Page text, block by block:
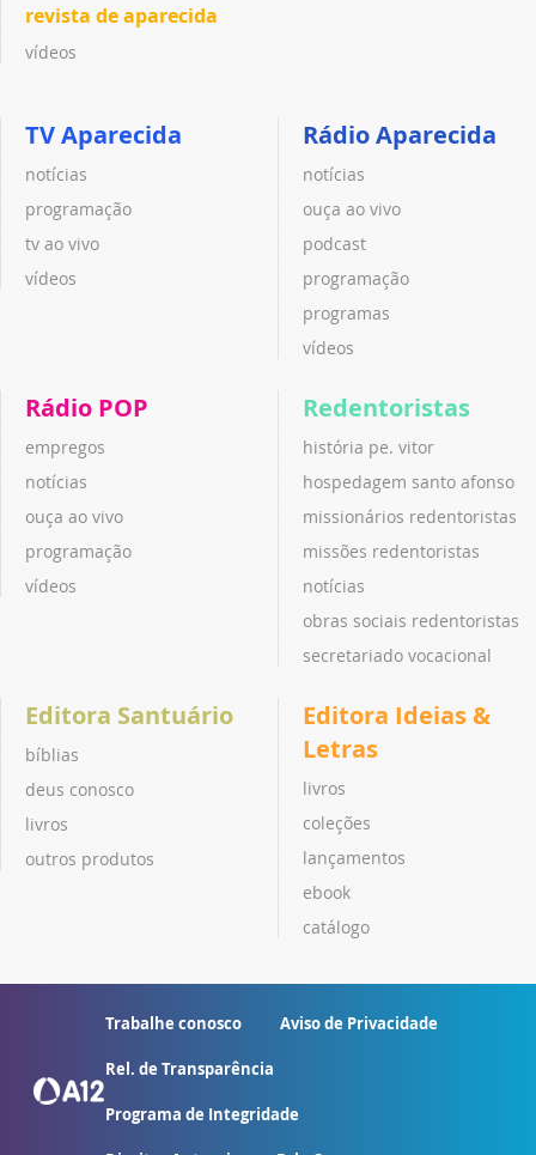
revista de aparecida
vídeos
TV Aparecida
notícias
programação
tv ao vivo
vídeos
Rádio Aparecida
notícias
ouça ao vivo
podcast
programação
programas
vídeos
Rádio POP
empregos
notícias
ouça ao vivo
programação
vídeos
Redentoristas
história pe. vitor
hospedagem santo afonso
missionários redentoristas
missões redentoristas
notícias
obras sociais redentoristas
secretariado vocacional
Editora Santuário
bíblias
deus conosco
livros
outros produtos
Editora Ideias &
Letras
livros
coleções
lançamentos
ebook
catálogo
Trabalhe conosco Aviso de Privacidade
Rel. de Transparência
Programa de Integridade